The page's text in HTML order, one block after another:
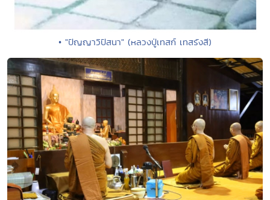
• "ปัญญาวิปัสนา" (หลวงปู่เทสก์ เทสรังสี)